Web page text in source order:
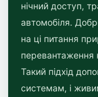
нічний доступ,
автомобіля.
на ці питання
Такий підхід
системам, і